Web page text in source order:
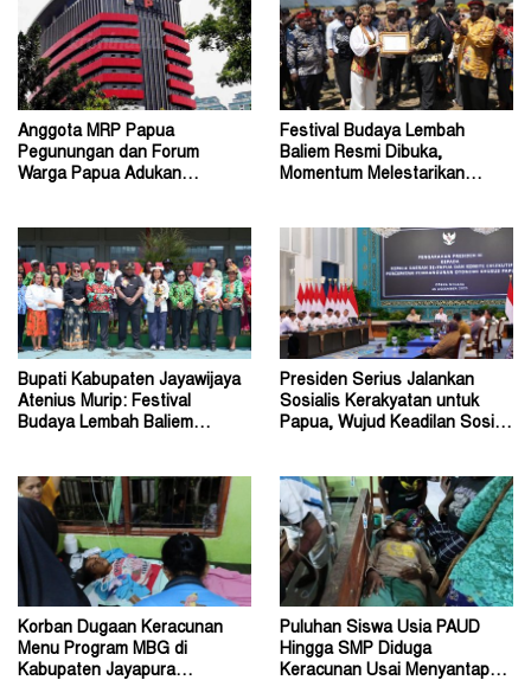
Anggota MRP Papua
Pegunungan dan Forum
Warga Papua Adukan
Festival Budaya Lembah
Baliem Resmi Dibuka,
Momentum Melestarikan
Bupati Kabupaten Jayawijaya
Atenius Murip: Festival
Budaya Lembah Baliem
Presiden Serius Jalankan
Sosialis Kerakyatan untuk
Papua, Wujud Keadilan Sosial
Korban Dugaan Keracunan
Menu Program MBG di
Kabupaten Jayapura
Puluhan Siswa Usia PAUD
Hingga SMP Diduga
Keracunan Usai Menyantap